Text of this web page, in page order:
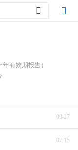
有效期报告）
09-27
07-15